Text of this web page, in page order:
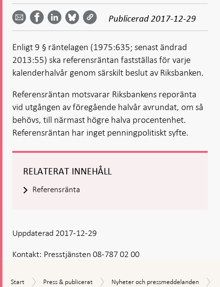
Dela
email -
Öppnas
i ny flik
Dela på
Facebook
- Öppnas
Dela på
LinkedIn
-
Öppnas
i ny flik
på
Bluesky
-
i ny flik
på
Twitter
-
i ny flik
Publicerad 2017-12-29
Enligt 9 § räntelagen (1975:635; senast ändrad
2013:55) ska referensräntan fastställas för varje
kalenderhalvår genom särskilt beslut av Riksbanken.
Referensräntan motsvarar Riksbankens reporänta
vid utgången av föregående halvår avrundat, om så
behövs, till närmast högre halva procentenhet.
Referensräntan har inget penningpolitiskt syfte.
RELATERAT INNEHÅLL
Referensränta
Kontakt: Presstjänsten 08-787 02 00
Uppdaterad 2017-12-29
Start
Start
Press
Press & publicerat
Nyheter
Nyheter och pressmeddelanden